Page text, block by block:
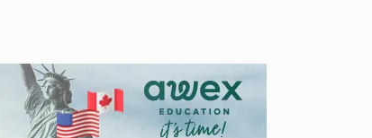
importancia la formación. Por ello, la
III (CNIC) cuenta con el trabajo y
a nivel internacional y que son